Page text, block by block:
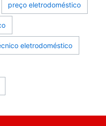
preço eletrodoméstico
eletrodoméstico